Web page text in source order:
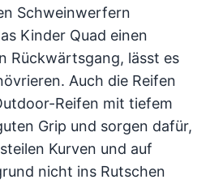
Schweinwerfern
Kinder Quad einen
Rückwärtsgang, lässt es
Auch die Reifen
Reifen mit tiefem
Grip und sorgen dafür,
Kurven und auf
nicht ins Rutschen